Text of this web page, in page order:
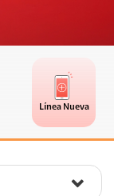
Línea Nueva